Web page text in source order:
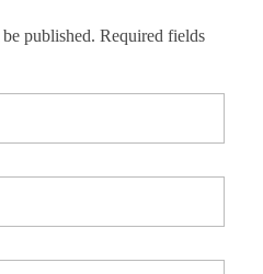
published. Required fields